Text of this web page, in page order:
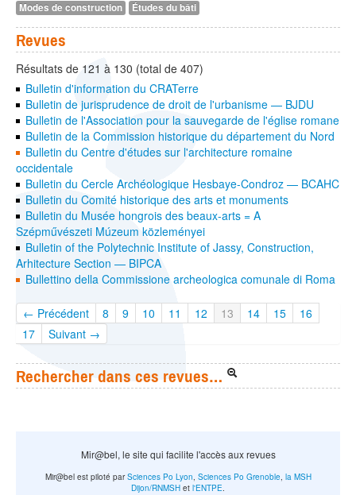
EN
?
Modes de construction
Études du bâti
Revues
Résultats de 121 à 130 (total de 407)
Bulletin d'information du CRATerre
Bulletin de jurisprudence de droit de l'urbanisme — BJDU
Bulletin de l'Association pour la sauvegarde de l'église romane
Bulletin de la Commission historique du département du Nord
Bulletin du Centre d'études sur l'architecture romaine
occidentale
Bulletin du Cercle Archéologique Hesbaye-Condroz — BCAHC
Bulletin du Comité historique des arts et monuments
Bulletin du Musée hongrois des beaux-arts = A
Szépművészeti Múzeum közleményei
Bulletin of the Polytechnic Institute of Jassy, Construction,
Arhitecture Section — BIPCA
Bullettino della Commissione archeologica comunale di Roma
← Précédent 8 9 10 11 12 13 14 15
16
17
Suivant →
Rechercher dans ces revues…
Mir@bel, le site qui facilite l'accès aux revues
Mir@bel est piloté parSciences Po Lyon Sciences Po Grenoble, la MSH
Dijon/RNMSH et l'ENTPE